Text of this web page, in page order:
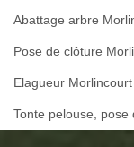
Abattage arbre
Pose de clôture
Elagueur Morlincourt
Tonte pelouse,